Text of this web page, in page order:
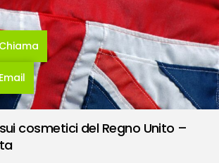
cosmetici del Regno Unito –
Chiama
Email